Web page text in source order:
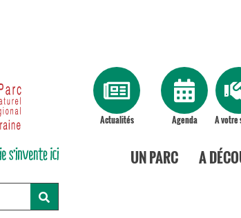
Actualités Agenda A votre
UN PARC A